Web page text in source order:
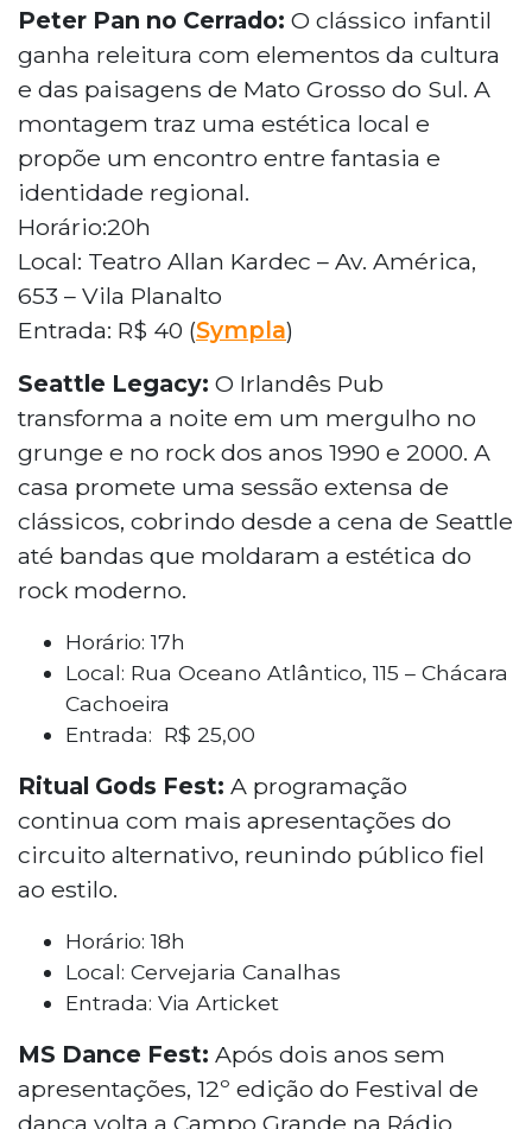
Peter Pan no Cerrado: O clássico infantil
ganha releitura com elementos da cultura
e das paisagens de Mato Grosso do Sul. A
montagem traz uma estética local e
propõe um encontro entre fantasia e
identidade regional.
Horário:20h
Local: Teatro Allan Kardec – Av. América,
653 – Vila Planalto
Entrada: R$ 40 (Sympla)
Seattle Legacy: O Irlandês Pub
transforma a noite em um mergulho no
grunge e no rock dos anos 1990 e 2000. A
casa promete uma sessão extensa de
clássicos, cobrindo desde a cena de Seattle
até bandas que moldaram a estética do
rock moderno.
Horário: 17h
Local: Rua Oceano Atlântico, 115 – Chácara
Cachoeira
Entrada: R$ 25,00
Ritual Gods Fest: A programação
continua com mais apresentações do
circuito alternativo, reunindo público fiel
ao estilo.
Horário: 18h
Local: Cervejaria Canalhas
Entrada: Via Articket
MS Dance Fest: Após dois anos sem
apresentações, 12º edição do Festival de
dança volta a Campo Grande na Rádio